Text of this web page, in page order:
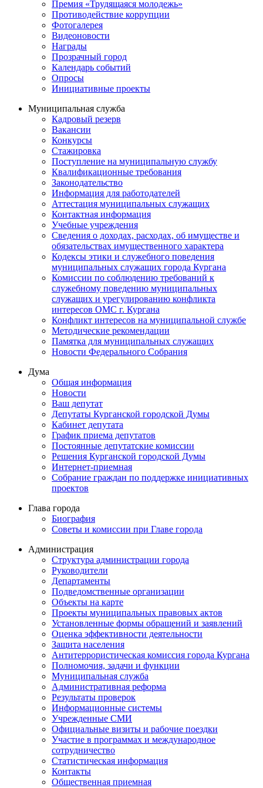
Премия «Трудящаяся молодежь»
Противодействие коррупции
Фотогалерея
Видеоновости
Награды
Прозрачный город
Календарь событий
Опросы
Инициативные проекты
Муниципальная служба
Кадровый резерв
Вакансии
Конкурсы
Стажировка
Поступление на муниципальную службу
Квалификационные требования
Законодательство
Информация для работодателей
Аттестация муниципальных служащих
Контактная информация
Учебные учреждения
Сведения о доходах, расходах, об имуществе и
обязательствах имущественного характера
Кодексы этики и служебного поведения
муниципальных служащих города Кургана
Комиссии по соблюдению требований к
служебному поведению муниципальных
служащих и урегулированию конфликта
интересов ОМС г. Кургана
Конфликт интересов на муниципальной службе
Методические рекомендации
Памятка для муниципальных служащих
Новости Федерального Cобрания
Дума
Общая информация
Новости
Ваш депутат
Депутаты Курганской городской Думы
Кабинет депутата
График приема депутатов
Постоянные депутатские комиссии
Решения Курганской городской Думы
Интернет-приемная
Собрание граждан по поддержке инициативных
проектов
Глава города
Биография
Советы и комиссии при Главе города
Администрация
Структура администрации города
Руководители
Департаменты
Подведомственные организации
Объекты на карте
Проекты муниципальных правовых актов
Установленные формы обращений и заявлений
Оценка эффективности деятельности
Защита населения
Антитеррористическая комиссия города Кургана
Полномочия, задачи и функции
Муниципальная служба
Административная реформа
Результаты проверок
Информационные системы
Учрежденные СМИ
Официальные визиты и рабочие поездки
Участие в программах и международное
сотрудничество
Статистическая информация
Контакты
Общественная приемная